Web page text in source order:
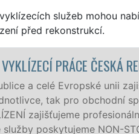
služeb mohou
před rekonstrukcí.
PRÁCE ČESKÁ
a celé Evropské unii
tak pro obchodní
zajišťujeme
služby poskytujeme NON-